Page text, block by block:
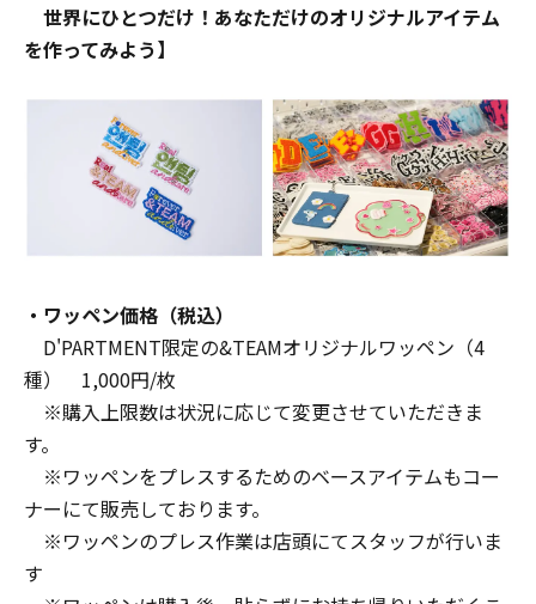
世界にひとつだけ！あなただけのオリジナルアイテム
を作ってみよう】
・ワッペン価格（税込）
D'PARTMENT限定の&TEAMオリジナルワッペン（4
種） 1,000円/枚
※購入上限数は状況に応じて変更させていただきま
す。
※ワッペンをプレスするためのベースアイテムもコー
ナーにて販売しております。
※ワッペンのプレス作業は店頭にてスタッフが行いま
す